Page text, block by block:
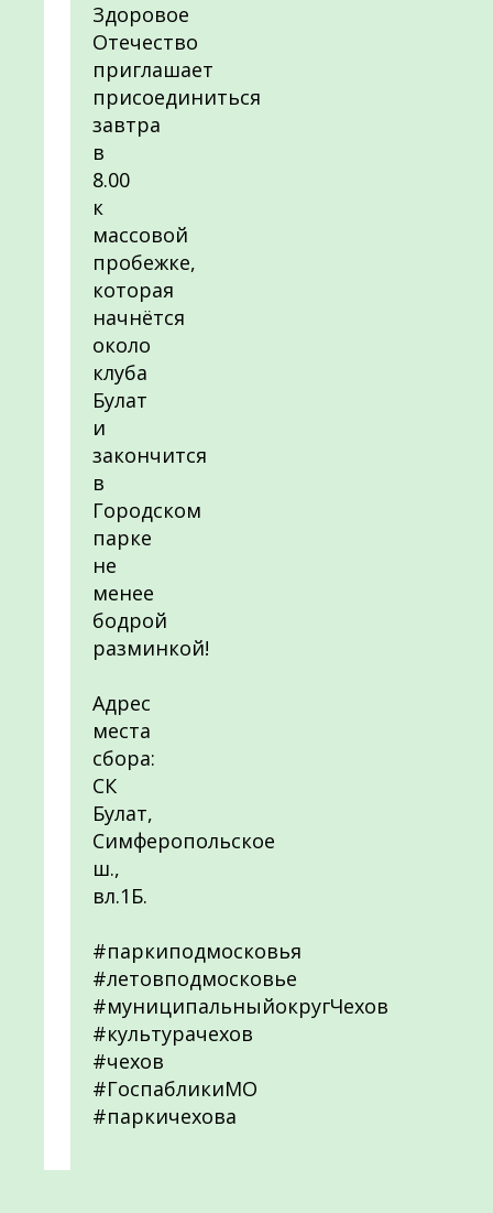
Здоровое
Отечество
приглашает
присоединиться
завтра
в
8.00
к
массовой
пробежке,
которая
начнётся
около
клуба
Булат
и
закончится
в
Городском
парке
не
менее
бодрой
разминкой!
Адрес
места
сбора:
СК
Булат,
Симферопольское
ш.,
вл.1Б.
#паркиподмосковья
#летовподмосковье
#муниципальныйокругЧехов
#культурачехов
#чехов
#ГоспабликиМО
#паркичехова